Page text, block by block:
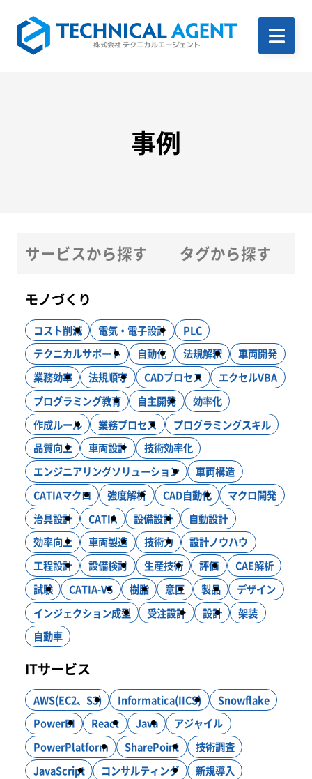
事例
ニュース
ブログ
新卒採用
キャリア採用
お問い合わせ
事例
サービスから探す タグから探す
ITサービス
システム開発 インフラ構築
コンサルティング
DXソリューション
モノづくり
設計・製作・試作
CAE解析・試験・評価
生産技術
設計効率化支援 電気・電子・PLC制御
モノづくり
コスト削減 電気・電子設計
PLC
テクニカルサポート
自動化 法規解釈
車両開発
業務効率
法規順守 CADプロセス
エクセルVBA
プログラミング教育
自主開発
効率化
作成ルール
業務プロセス
プログラミングスキル
品質向上
車両設計
技術効率化
エンジニアリングソリューション
車両構造
CATIAマクロ
強度解析 CAD自動化
マクロ開発
治具設計
CATIA 設備設計
自動設計
効率向上
車両製造 技術力
設計ノウハウ
工程設計
設備検討 生産技術 評価
CAE解析
試験
CATIA-V5 樹脂 意匠 製品
デザイン
インジェクション成型
受注設計 設計
架装
自動車
ITサービス
AWS(EC2、S3) Informatica(IICS)
Snowflake
PowerBI
React Java
アジャイル
PowerPlatform
SharePoint
技術調査
JavaScript
コンサルティング
新規導入